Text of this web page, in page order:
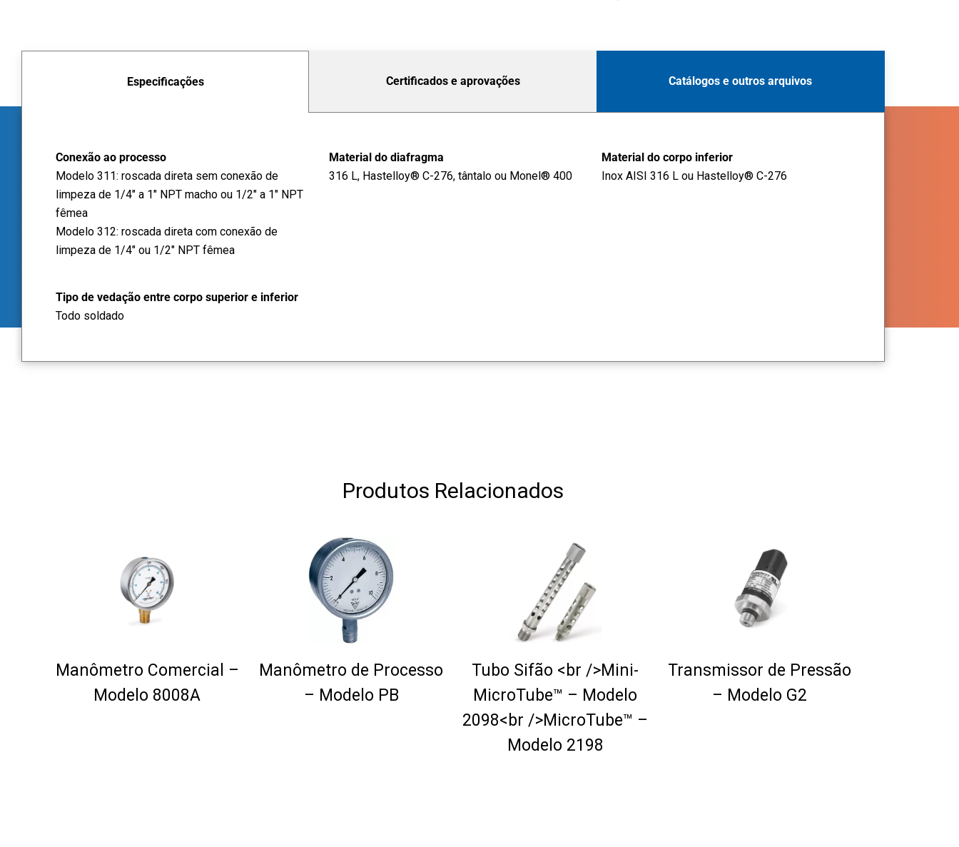
Especificações Certificados e aprovações Catálogos e outros arquivos
Conexão ao processo
Modelo 311: roscada direta sem conexão de
limpeza de 1/4" a 1" NPT macho ou 1/2" a 1" NPT
fêmea
Modelo 312: roscada direta com conexão de
limpeza de 1/4" ou 1/2" NPT fêmea
Material do diafragma
316 L, Hastelloy® C-276, tântalo ou Monel® 400
Material do corpo inferior
Inox AISI 316 L ou Hastelloy® C-276
Tipo de vedação entre corpo superior e inferior
Todo soldado
Produtos Relacionados
Manômetro Comercial –
Modelo 8008A
Manômetro de Processo
– Modelo PB
Tubo Sifão <br />Mini-
MicroTube™ – Modelo
2098<br />MicroTube™ –
Modelo 2198
Transmissor de Pressão
– Modelo G2